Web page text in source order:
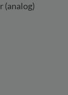
(analog)